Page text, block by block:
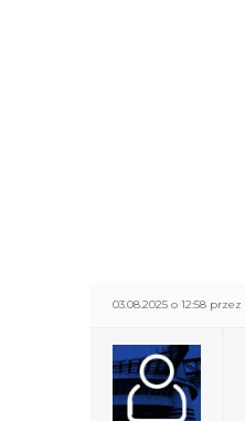
03.08.2025 o 12:58 przez